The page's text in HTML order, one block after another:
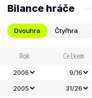
Bilance hráče
Dvouhra Čtyřhra
Rok Celkem
2006 9/16
2005
31/26